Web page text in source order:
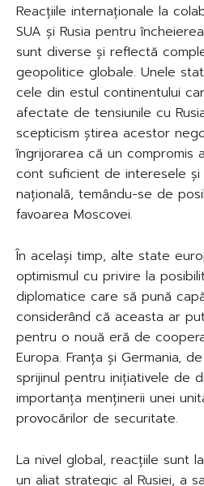
Reacțiile internaționale la
SUA și Rusia pentru
sunt diverse și reflectă
geopolitice globale. Unele
cele din estul continentului
afectate de tensiunile cu
scepticism știrea acestor
îngrijorarea că un compromis
cont suficient de interesele
națională, temându-se de
favoarea Moscovei.
În același timp, alte state
optimismul cu privire la
diplomatice care să pună
considerând că aceasta ar
pentru o nouă eră de
Europa. Franța și Germania,
sprijinul pentru inițiativele de
importanța menținerii unei
provocărilor de securitate.
La nivel global, reacțiile sunt
un aliat strategic al Rusiei, a